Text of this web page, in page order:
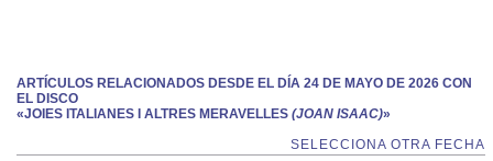
ARTÍCULOS RELACIONADOS DESDE EL DÍA 24 DE MAYO DE 2026 CON
EL DISCO
«JOIES ITALIANES I ALTRES MERAVELLES (JOAN ISAAC)»
SELECCIONA OTRA FECHA